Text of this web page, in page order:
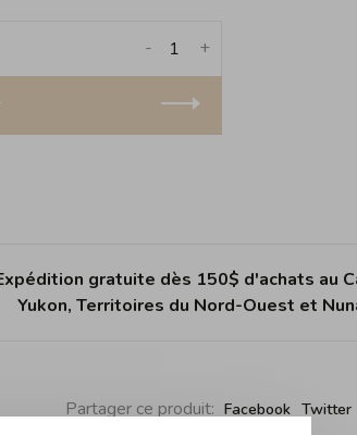
+
-
gratuite dès 150$ d'achats au
Yukon, Territoires du Nord-Ouest et
Partager ce produit: Facebook Twitter